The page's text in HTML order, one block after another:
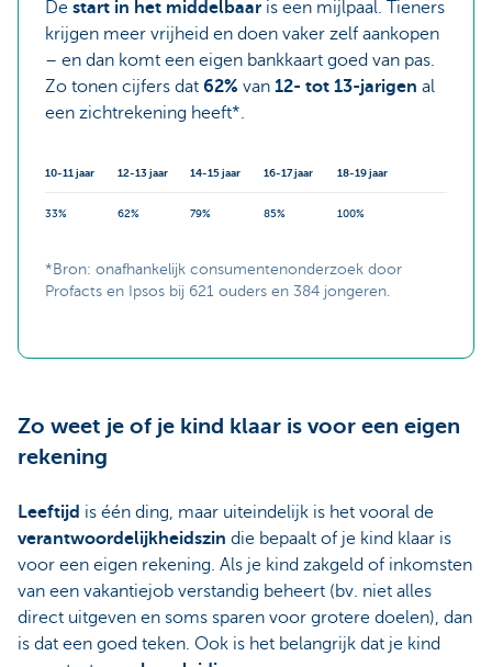
De start in het middelbaar is een mijlpaal. Tieners
krijgen meer vrijheid en doen vaker zelf aankopen
– en dan komt een eigen bankkaart goed van pas.
Zo tonen cijfers dat 62% van 12- tot 13-jarigen al
een zichtrekening heeft*.
10-11 jaar 12-13 jaar 14-15 jaar 16-17 jaar 18-19 jaar
33% 62% 79% 85% 100%
*Bron: onafhankelijk consumentenonderzoek door
Profacts en Ipsos bij 621 ouders en 384 jongeren.
Zo weet je of je kind klaar is voor een eigen
rekening
Leeftijd is één ding, maar uiteindelijk is het vooral de
verantwoordelijkheidszin die bepaalt of je kind klaar is
voor een eigen rekening. Als je kind zakgeld of inkomsten
van een vakantiejob verstandig beheert (bv. niet alles
direct uitgeven en soms sparen voor grotere doelen), dan
is dat een goed teken. Ook is het belangrijk dat je kind